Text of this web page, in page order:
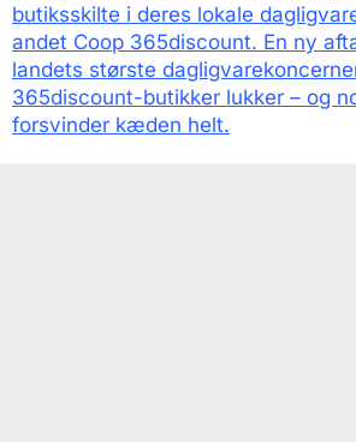
butiksskilte i deres lokale
andet Coop 365discount. En ny
landets største
365discount-butikker lukker – og
forsvinder kæden helt.